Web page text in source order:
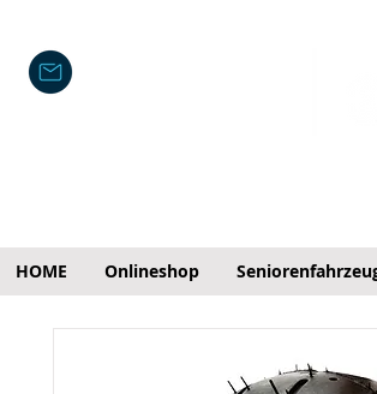
HOME Onlineshop